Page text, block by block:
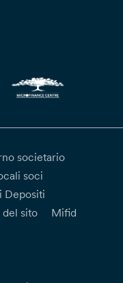
societario
soci
Depositi
del sito
Mifid